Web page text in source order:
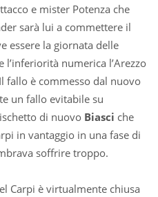
e mister Potenza che
sarà lui a commettere il
essere la giornata delle
numerica l’Arezzo
fallo è commesso dal nuovo
un fallo evitabile su
di nuovo Biasci che
in vantaggio in una fase di
soffrire troppo.
Carpi è virtualmente chiusa